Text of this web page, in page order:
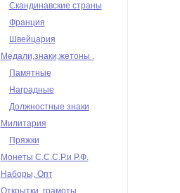
Скандинавские страны
Франция
Швейцария
Медали,знаки,жетоны .
Памятные
Наградные
Должностные знаки
Милитария
Пряжки
Монеты С.С.С.Р.и Р.Ф.
Наборы, Опт
Открытки, грамоты,